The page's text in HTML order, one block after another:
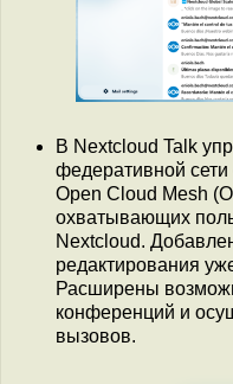
В Nextcloud Talk
федеративной сети
Open Cloud Mesh
охватывающих
Nextcloud.
редактирования
Расширены
конференций и
вызовов.